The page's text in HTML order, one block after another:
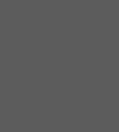
vs Austria: Ujian